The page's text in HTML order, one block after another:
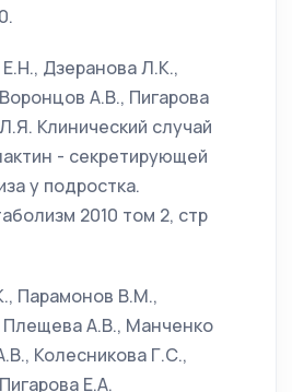
Дзеранова Л.К.,
А.В., Пигарова
Клинический случай
- секретирующей
у подростка.
2010 том 2, стр
Парамонов В.М.,
А.В., Манченко
Колесникова Г.С.,
Е.А.